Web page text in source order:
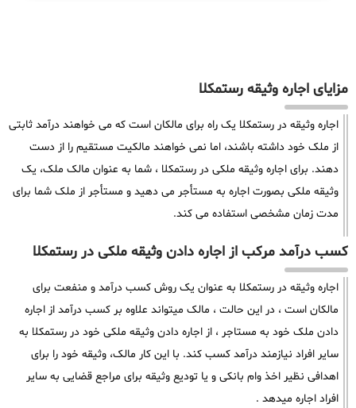
مزایای اجاره وثیقه رستمکلا
اجاره وثیقه در رستمکلا یک راه برای مالکان است که می خواهند درآمد ثابتی
از ملک خود داشته باشند، اما نمی خواهند مالکیت مستقیم را از دست
دهند. برای اجاره وثیقه ملکی در رستمکلا ، شما به عنوان مالک ملک، یک
وثیقه ملکی بصورت اجاره به مستأجر می دهید و مستأجر از ملک شما برای
مدت زمان مشخصی استفاده می کند.
کسب درآمد مرکب از اجاره دادن وثیقه ملکی در رستمکلا
اجاره وثیقه در رستمکلا به عنوان یک روش کسب درآمد و منفعت برای
مالکان است ، در این حالت ، مالک میتواند علاوه بر کسب درآمد از اجاره
دادن ملک خود به مستاجر ، از اجاره دادن وثیقه ملکی خود در رستمکلا به
سایر افراد نیازمند درآمد کسب کند. با این کار مالک، وثیقه خود را برای
اهدافی نظیر اخذ وام بانکی و یا تودیع وثیقه برای مراجع قضایی به سایر
افراد اجاره میدهد .